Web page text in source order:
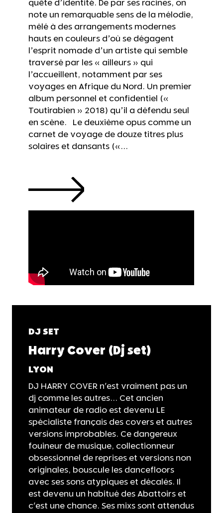
quête d’identité. De par ses racines, on
note un remarquable sens de la mélodie,
mêlé à des arrangements modernes
hauts en couleurs d’où se dégagent
l’esprit nomade d’un artiste qui semble
traversé par les « ailleurs » qui
l’accueillent, notamment par ses
voyages en Afrique du Nord. Un premier
album personnel et confidentiel («
Toutirabien » 2018) qu’il a défendu seul
en scène. Le deuxième opus comme un
carnet de voyage de douze titres plus
solaires et dansants («...
DJ SET
Harry Cover (Dj set)
LYON
DJ HARRY COVER n'est vraiment pas un
dj comme les autres... Cet ancien
animateur de radio est devenu LE
spécialiste français des covers et autres
versions improbables. Ce dangereux
fouineur de musique, collectionneur
obsessionnel de reprises et versions non
originales, bouscule les dancefloors
avec ses sons atypiques et décalés. Il
est devenu un habitué des Abattoirs et
c'est une chance. Ses mixs sont attendus